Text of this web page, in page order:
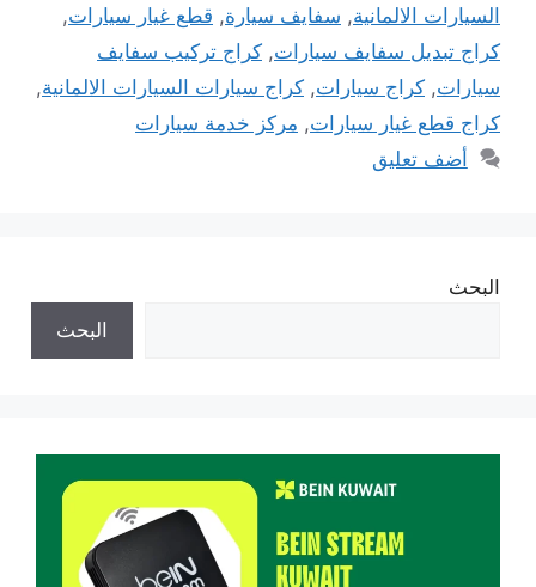
السيارات الالمانية, سفايف سيارة, قطع غيار سيارات,
كراج تبديل سفايف سيارات, كراج تركيب سفايف
سيارات, كراج سيارات, كراج سيارات السيارات الالمانية,
كراج قطع غيار سيارات, مركز خدمة سيارات
أضف تعليق
البحث
البحث